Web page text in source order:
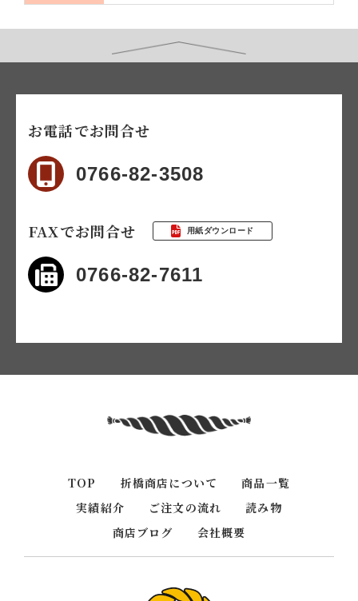
お電話でお問合せ
0766-82-3508
FAXでお問合せ 用紙ダウンロード
0766-82-7611
TOP 折橋商店について
商品一覧
実績紹介
ご注文の流れ
読み物
商店ブログ
会社概要